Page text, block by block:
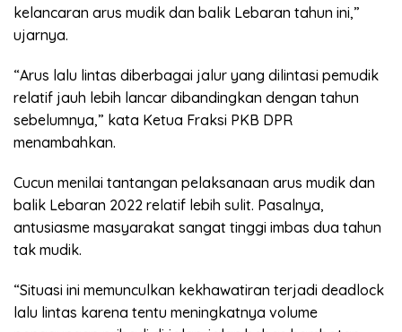
kelancaran arus mudik dan balik Lebaran tahun ini,”
ujarnya.
“Arus lalu lintas diberbagai jalur yang dilintasi pemudik
relatif jauh lebih lancar dibandingkan dengan tahun
sebelumnya,” kata Ketua Fraksi PKB DPR
menambahkan.
Cucun menilai tantangan pelaksanaan arus mudik dan
balik Lebaran 2022 relatif lebih sulit. Pasalnya,
antusiasme masyarakat sangat tinggi imbas dua tahun
tak mudik.
“Situasi ini memunculkan kekhawatiran terjadi deadlock
lalu lintas karena tentu meningkatnya volume